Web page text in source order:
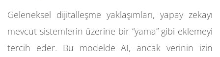
Geleneksel dijitalleşme yaklaşımları, yapay zekayı
mevcut sistemlerin üzerine bir “yama” gibi eklemeyi
tercih eder. Bu modelde AI, ancak verinin izin